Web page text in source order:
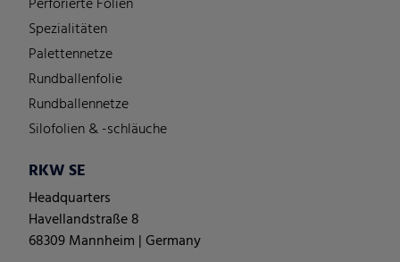
Spezialitäten
Palettennetze
Rundballenfolie
Rundballennetze
Silofolien & -schläuche
RKW SE
Headquarters
Havellandstraße 8
68309 Mannheim | Germany